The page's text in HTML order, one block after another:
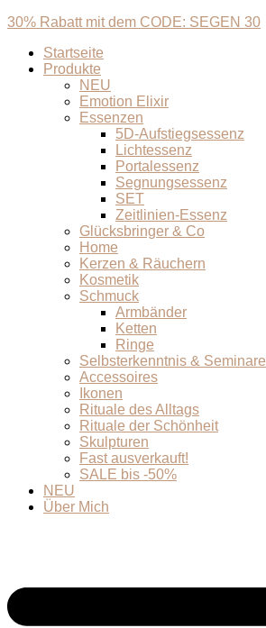
30% Rabatt mit dem CODE: SEGEN 30
Startseite
Produkte
NEU
Emotion Elixir
Essenzen
5D-Aufstiegsessenz
Lichtessenz
Portalessenz
Segnungsessenz
SET
Zeitlinien-Essenz
Glücksbringer & Co
Home
Kerzen & Räuchern
Kosmetik
Schmuck
Armbänder
Ketten
Ringe
Selbsterkenntnis & Seminare
Accessoires
Ikonen
Rituale des Alltags
Rituale der Schönheit
Skulpturen
Fast ausverkauft!
SALE bis -50%
NEU
Über Mich